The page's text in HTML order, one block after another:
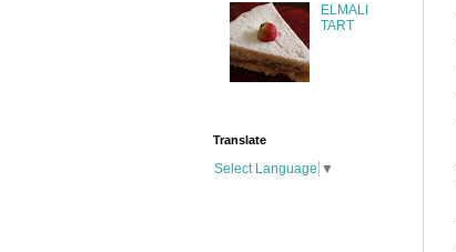
ELMALI
TART
Translate
Select Language ▼